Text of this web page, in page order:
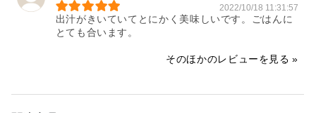
2022/10/18 11:31:57
出汁がきいていてとにかく美味しいです。ごはんに
とても合います。
そのほかのレビューを見る